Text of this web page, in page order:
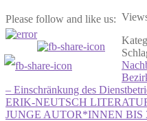
Please follow and like us:
Beitragsnavigation
– Einschränkung des
Nächster
Beitrag:
ERIK-NEUTSCH
JUNGE AUTOR*INNEN BIS